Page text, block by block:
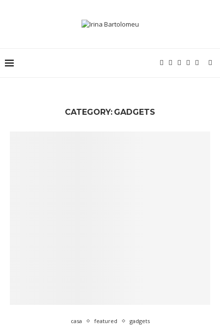
CATEGORY: GADGETS
casa featured gadgets